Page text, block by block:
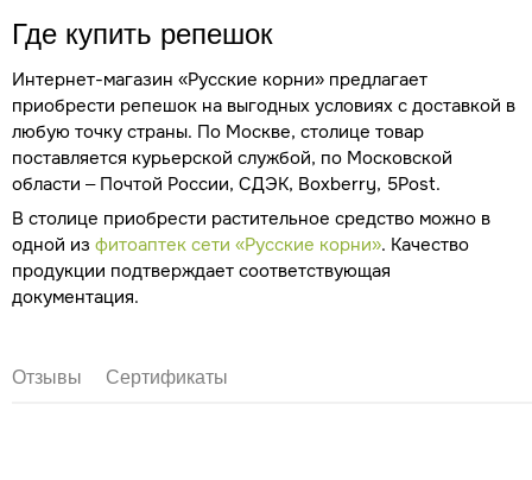
Где купить репешок
Интернет-магазин «Русские корни» предлагает
приобрести репешок на выгодных условиях с доставкой в
любую точку страны. По Москве, столице товар
поставляется курьерской службой, по Московской
области – Почтой России, СДЭК, Boxberry, 5Post.
В столице приобрести растительное средство можно в
одной из фитоаптек сети «Русские корни». Качество
продукции подтверждает соответствующая
документация.
Отзывы Сертификаты